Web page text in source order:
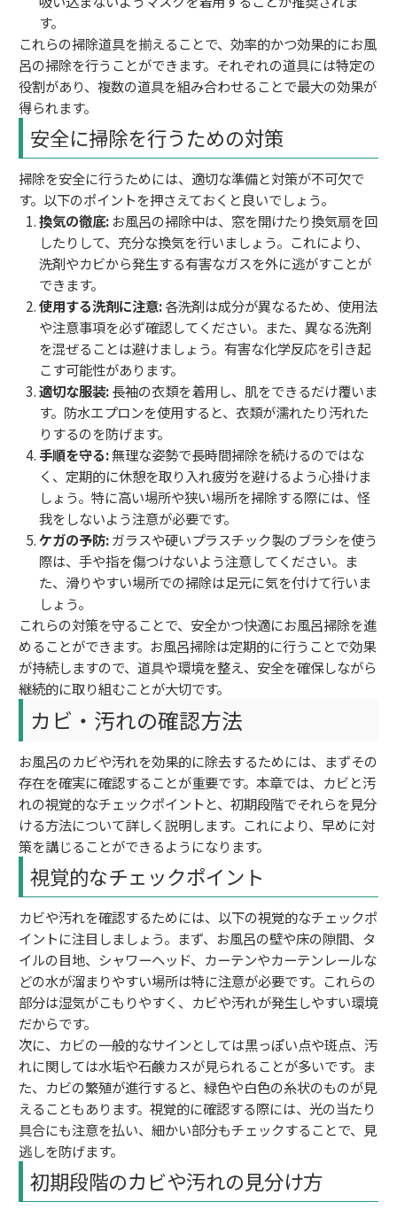
す。
これらの掃除道具を揃えることで、効率的かつ効果的にお風
呂の掃除を行うことができます。それぞれの道具には特定の
役割があり、複数の道具を組み合わせることで最大の効果が
得られます。
安全に掃除を行うための対策
掃除を安全に行うためには、適切な準備と対策が不可欠で
す。以下のポイントを押さえておくと良いでしょう。
換気の徹底:お風呂の掃除中は、窓を開けたり換気扇を回
したりして、充分な換気を行いましょう。これにより、
洗剤やカビから発生する有害なガスを外に逃がすことが
できます。
使用する洗剤に注意:各洗剤は成分が異なるため、使用法
や注意事項を必ず確認してください。また、異なる洗剤
を混ぜることは避けましょう。有害な化学反応を引き起
こす可能性があります。
適切な服装:長袖の衣類を着用し、肌をできるだけ覆いま
す。防水エプロンを使用すると、衣類が濡れたり汚れた
りするのを防げます。
手順を守る:無理な姿勢で長時間掃除を続けるのではな
く、定期的に休憩を取り入れ疲労を避けるよう心掛けま
しょう。特に高い場所や狭い場所を掃除する際には、怪
我をしないよう注意が必要です。
ケガの予防:ガラスや硬いプラスチック製のブラシを使う
際は、手や指を傷つけないよう注意してください。ま
た、滑りやすい場所での掃除は足元に気を付けて行いま
しょう。
これらの対策を守ることで、安全かつ快適にお風呂掃除を進
めることができます。お風呂掃除は定期的に行うことで効果
が持続しますので、道具や環境を整え、安全を確保しながら
継続的に取り組むことが大切です。
カビ・汚れの確認方法
お風呂のカビや汚れを効果的に除去するためには、まずその
存在を確実に確認することが重要です。本章では、カビと汚
れの視覚的なチェックポイントと、初期段階でそれらを見分
ける方法について詳しく説明します。これにより、早めに対
策を講じることができるようになります。
視覚的なチェックポイント
カビや汚れを確認するためには、以下の視覚的なチェックポ
イントに注目しましょう。まず、お風呂の壁や床の隙間、タ
イルの目地、シャワーヘッド、カーテンやカーテンレールな
どの水が溜まりやすい場所は特に注意が必要です。これらの
部分は湿気がこもりやすく、カビや汚れが発生しやすい環境
だからです。
次に、カビの一般的なサインとしては黒っぽい点や斑点、汚
れに関しては水垢や石鹸カスが見られることが多いです。ま
た、カビの繁殖が進行すると、緑色や白色の糸状のものが見
えることもあります。視覚的に確認する際には、光の当たり
具合にも注意を払い、細かい部分もチェックすることで、見
逃しを防げます。
初期段階のカビや汚れの見分け方